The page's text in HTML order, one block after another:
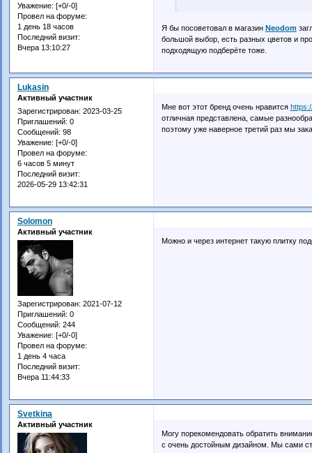
Уважение: [+0/-0]
Провел на форуме:
1 день 18 часов
Последний визит:
Вчера 13:10:27
Я бы посоветовал в магазин Neodom
большой выбор, есть разных цветов и
подходящую подберёте тоже.
Lukasin
Активный участник
Зарегистрирован: 2023-03-25
Приглашений: 0
Сообщений: 98
Уважение: [+0/-0]
Провел на форуме:
6 часов 5 минут
Последний визит:
2026-05-29 13:42:31
Мне вот этот бренд очень нравится
отличная представлена, самые
поэтому уже наверное третий раз мы
Solomon
Активный участник
Зарегистрирован: 2021-07-12
Приглашений: 0
Сообщений: 244
Уважение: [+0/-0]
Провел на форуме:
1 день 4 часа
Последний визит:
Вчера 11:44:33
Можно и через интернет такую плитку
Svetkina
Активный участник
Могу порекомендовать обратить
с очень достойным дизайном. Мы сами